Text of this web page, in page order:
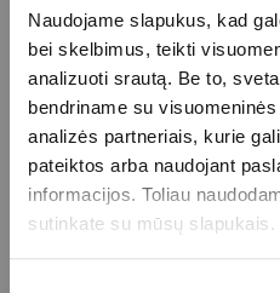
Naudojame slapukus, kad
bei skelbimus, teikti
analizuoti srautą. Be to,
bendriname su
analizės partneriais, kurie
pateiktos arba naudojant
informacijos. Toliau
sutinkate su mūsų slapukais.
atvejais nedelsiant
pagalbą.
Privaloma
instrukcija
kaip